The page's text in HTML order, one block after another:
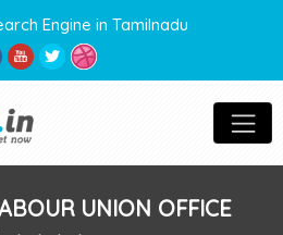
Engine in Tamilnadu
UNION OFFICE